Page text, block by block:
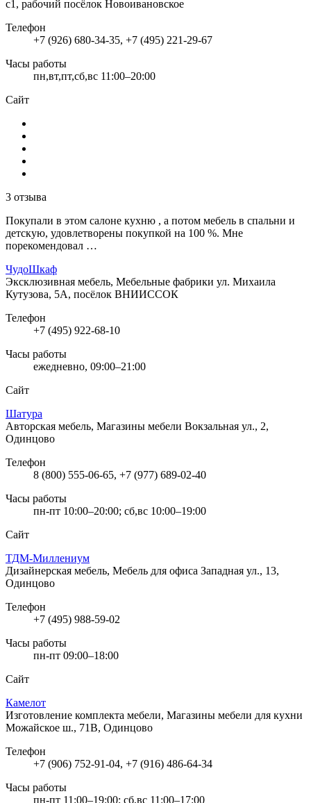
с1, рабочий посёлок Новоивановское
Телефон
+7 (926) 680-34-35, +7 (495) 221-29-67
Часы работы
пн,вт,пт,сб,вс 11:00–20:00
Сайт
3 отзыва
Покупали в этом салоне кухню , а потом мебель в спальни и
детскую, удовлетворены покупкой на 100 %. Мне
порекомендовал …
ЧудоШкаф
Эксклюзивная мебель, Мебельные фабрики ул. Михаила
Кутузова, 5А, посёлок ВНИИССОК
Телефон
+7 (495) 922-68-10
Часы работы
ежедневно, 09:00–21:00
Сайт
Шатура
Авторская мебель, Магазины мебели Вокзальная ул., 2,
Одинцово
Телефон
8 (800) 555-06-65, +7 (977) 689-02-40
Часы работы
пн-пт 10:00–20:00; сб,вс 10:00–19:00
Сайт
ТДМ-Миллениум
Дизайнерская мебель, Мебель для офиса Западная ул., 13,
Одинцово
Телефон
+7 (495) 988-59-02
Часы работы
пн-пт 09:00–18:00
Сайт
Камелот
Изготовление комплекта мебели, Магазины мебели для кухни
Можайское ш., 71В, Одинцово
Телефон
+7 (906) 752-91-04, +7 (916) 486-64-34
Часы работы
пн-пт 11:00–19:00; сб,вс 11:00–17:00